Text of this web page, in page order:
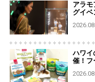
アラ
グイベ
ハワイ
催！フ